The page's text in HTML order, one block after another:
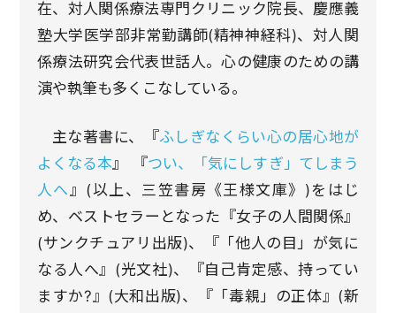
在、対人関係療法専門クリニック院長、慶應義
塾大学医学部非常勤講師(精神神経科)、対人関
係療法研究会代表世話人。心の健康のための講
演や執筆も多くこなしている。
主な著書に、『ふしぎなくらい心の居心地が
よくなる本』 『つい、「気にしすぎ」てしまう
人へ』(以上、三笠書房《王様文庫》)をはじ
め、ベストセラーとなった『女子の人間関係』
(サンクチュアリ出版)、『「他人の目」が気に
なる人へ』(光文社)、『自己肯定感、持ってい
ますか?』(大和出版)、『「毒親」の正体』(新